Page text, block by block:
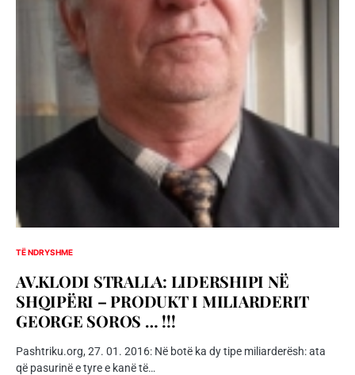
TË NDRYSHME
AV.KLODI STRALLA: LIDERSHIPI NË
SHQIPËRI – PRODUKT I MILIARDERIT
GEORGE SOROS … !!!
Pashtriku.org, 27. 01. 2016: Në botë ka dy tipe miliarderësh: ata
që pasurinë e tyre e kanë të…